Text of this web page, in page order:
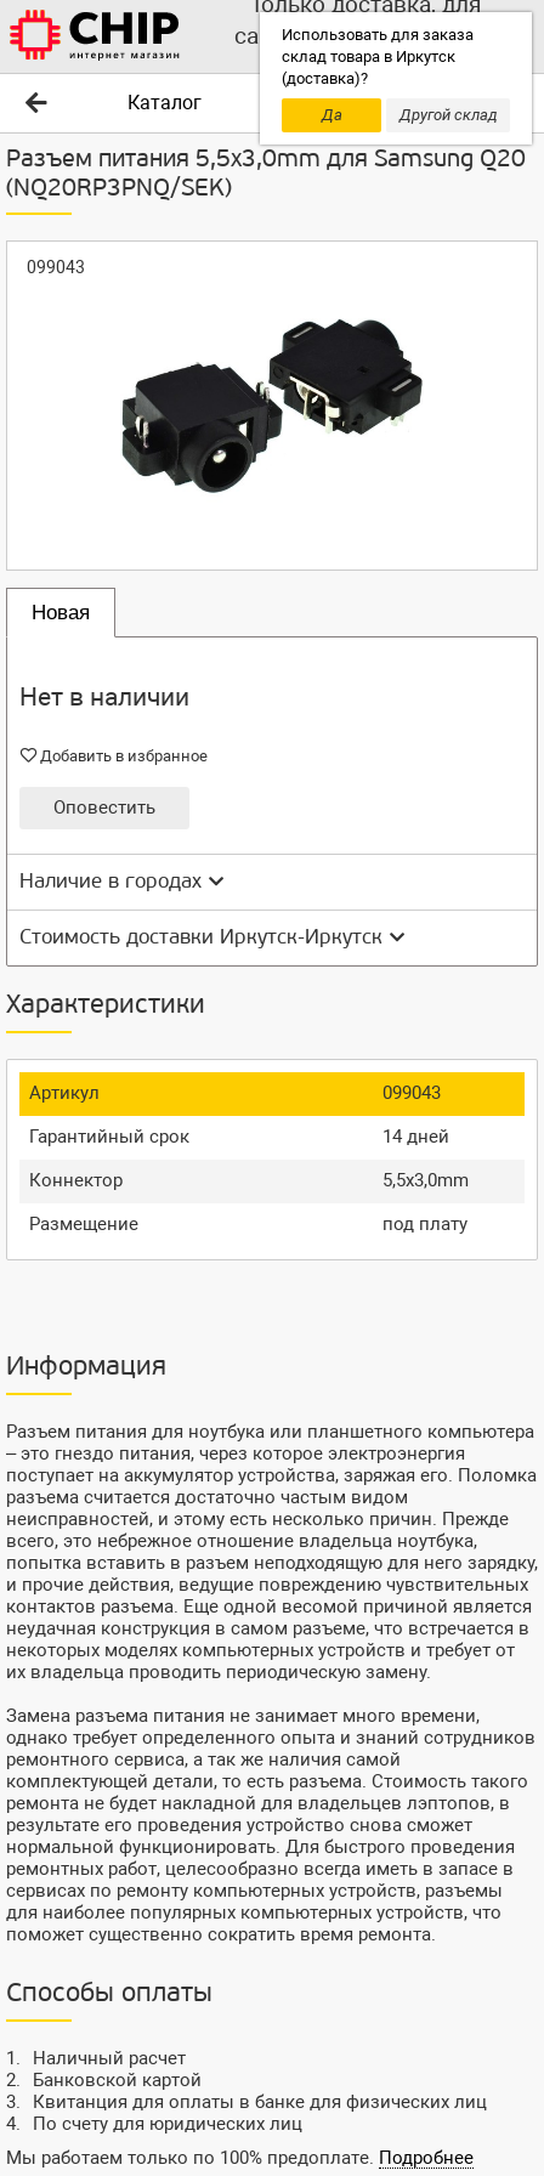
Использовать для заказа
склад товара в Иркутск
(доставка)?
Да
Другой склад
самовывоза выбирайте
другой склад!
Каталог
Разъем питания 5,5x3,0mm для Samsung Q20
(NQ20RP3PNQ/SEK)
099043
Новая
Нет в наличии
Добавить в избранное
Оповестить
Наличие в городах
Стоимость доставки Иркутск-Иркутск
Характеристики
Артикул
099043
Гарантийный срок
14 дней
Коннектор
5,5x3,0mm
Размещение
под плату
Информация
Разъем питания для ноутбука или планшетного компьютера
– это гнездо питания, через которое электроэнергия
поступает на аккумулятор устройства, заряжая его. Поломка
разъема считается достаточно частым видом
неисправностей, и этому есть несколько причин. Прежде
всего, это небрежное отношение владельца ноутбука,
попытка вставить в разъем неподходящую для него зарядку,
и прочие действия, ведущие повреждению чувствительных
контактов разъема. Еще одной весомой причиной является
неудачная конструкция в самом разъеме, что встречается в
некоторых моделях компьютерных устройств и требует от
их владельца проводить периодическую замену.
Замена разъема питания не занимает много времени,
однако требует определенного опыта и знаний сотрудников
ремонтного сервиса, а так же наличия самой
комплектующей детали, то есть разъема. Стоимость такого
ремонта не будет накладной для владельцев лэптопов, в
результате его проведения устройство снова сможет
нормальной функционировать. Для быстрого проведения
ремонтных работ, целесообразно всегда иметь в запасе в
сервисах по ремонту компьютерных устройств, разъемы
для наиболее популярных компьютерных устройств, что
поможет существенно сократить время ремонта.
Способы оплаты
Наличный расчет
Банковской картой
Квитанция для оплаты в банке для физических лиц
По счету для юридических лиц
Мы работаем только по 100% предоплате. Подробнее